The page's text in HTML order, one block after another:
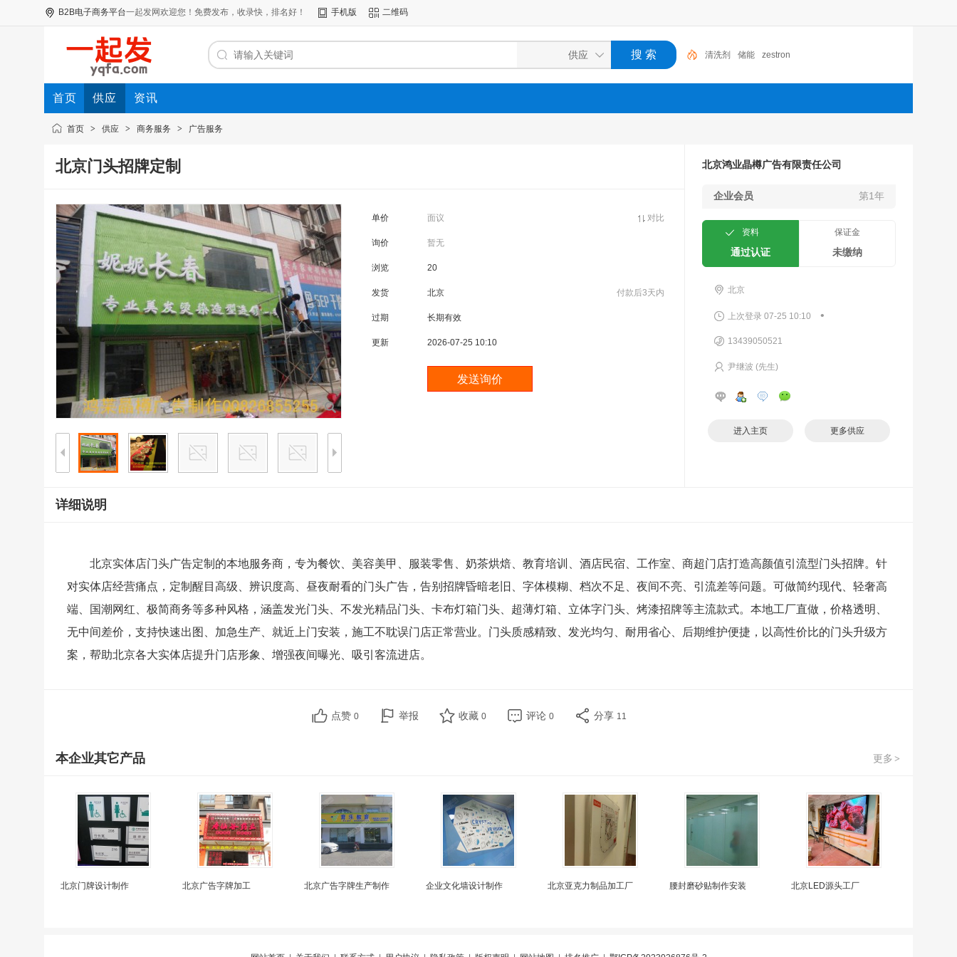
B2B电子商务平台一起发网欢迎您！免费发布，收录快，排名好！ 手机版 二维码
清洗剂 储能 zestron
首页 供应 资讯
首页 > 供应 > 商务服务 > 广告服务
北京门头招牌定制
单价 面议 对比
询价 暂无
浏览 20
发货 北京 付款后3天内
过期 长期有效
更新 2026-07-25 10:10
北京鸿业晶樽广告有限责任公司
企业会员 第1年
资料
通过认证
保证金
未缴纳
北京
上次登录 07-25 10:10 •
13439050521
尹继波 (先生)
进入主页 更多供应
详细说明
北京实体店门头广告定制的本地服务商，专为餐饮、美容美甲、服装零售、奶茶烘焙、教育培训、酒店民宿、工作室、商超门店打造高颜值引流型门头招牌。针
对实体店经营痛点，定制醒目高级、辨识度高、昼夜耐看的门头广告，告别招牌昏暗老旧、字体模糊、档次不足、夜间不亮、引流差等问题。可做简约现代、轻奢高
端、国潮网红、极简商务等多种风格，涵盖发光门头、不发光精品门头、卡布灯箱门头、超薄灯箱、立体字门头、烤漆招牌等主流款式。本地工厂直做，价格透明、
无中间差价，支持快速出图、加急生产、就近上门安装，施工不耽误门店正常营业。门头质感精致、发光均匀、耐用省心、后期维护便捷，以高性价比的门头升级方
案，帮助北京各大实体店提升门店形象、增强夜间曝光、吸引客流进店。
点赞 0 举报 收藏 0 评论 0 分享 11
更多 >
本企业其它产品
北京门牌设计制作 北京广告字牌加工 北京广告字牌生产制作 企业文化墙设计制作 北京亚克力制品加工厂 腰封磨砂贴制作安装 北京LED源头工厂